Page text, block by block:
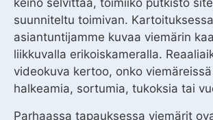
keino selvittää, toimiiko putkisto
suunniteltu toimivan.
asiantuntijamme kuvaa viemärin
liikkuvalla erikoiskameralla.
videokuva kertoo, onko
halkeamia, sortumia, tukoksia tai
Parhaassa tapauksessa viemärit